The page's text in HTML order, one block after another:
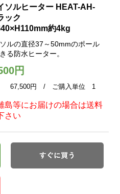
ソルヒーター HEAT-AH-
ック
約4kg
ルの直径37～50mmのポール
る防水ヒーター。
円
） 67,500円 / ご購入単位 1
島等にお届けの場合は送料
さい